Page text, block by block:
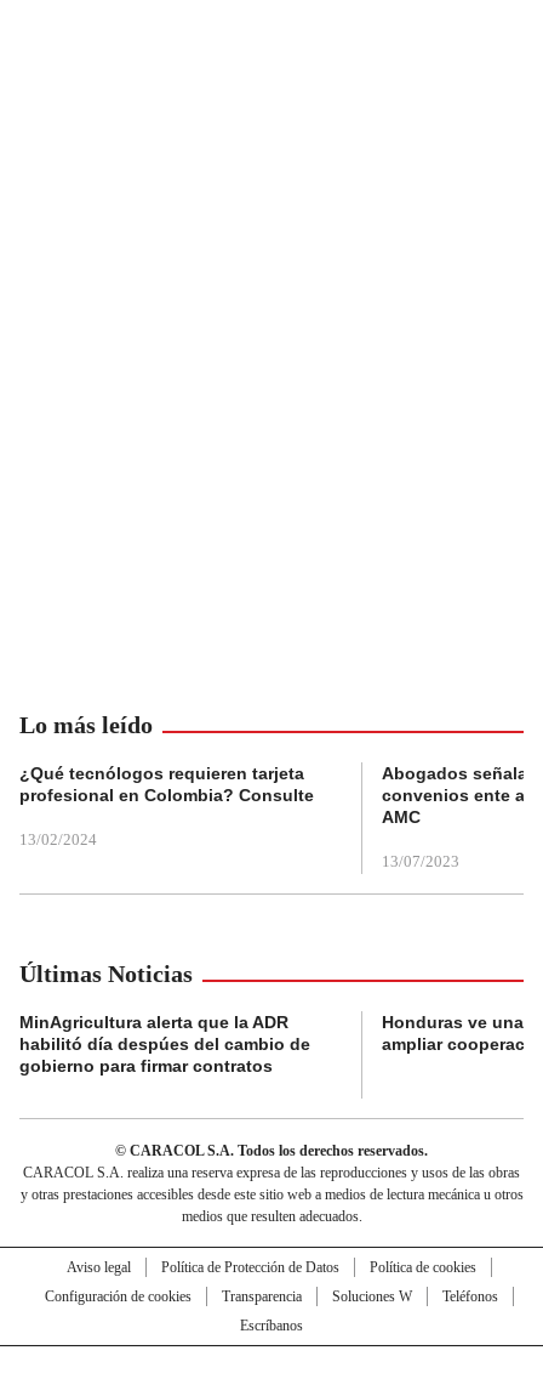
Lo más leído
¿Qué tecnólogos requieren tarjeta
profesional en Colombia? Consulte
13/02/2024
Abogados
convenios ente
AMC
13/07/2023
Últimas Noticias
MinAgricultura alerta que la ADR
habilitó día despúes del cambio de
gobierno para firmar contratos
Honduras ve una
ampliar
© CARACOL S.A. Todos los derechos reservados.
CARACOL S.A. realiza una reserva expresa de las reproducciones y usos de las obras
y otras prestaciones accesibles desde este sitio web a medios de lectura mecánica u otros
medios que resulten adecuados.
Aviso legal Política de Protección de Datos
Política de cookies
Configuración de cookies
Transparencia Soluciones W
Teléfonos
Escríbanos